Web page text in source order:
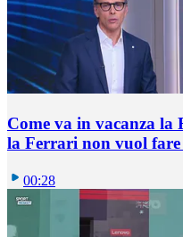
Come va in vacanza
la Ferrari non vuol fare
00:28